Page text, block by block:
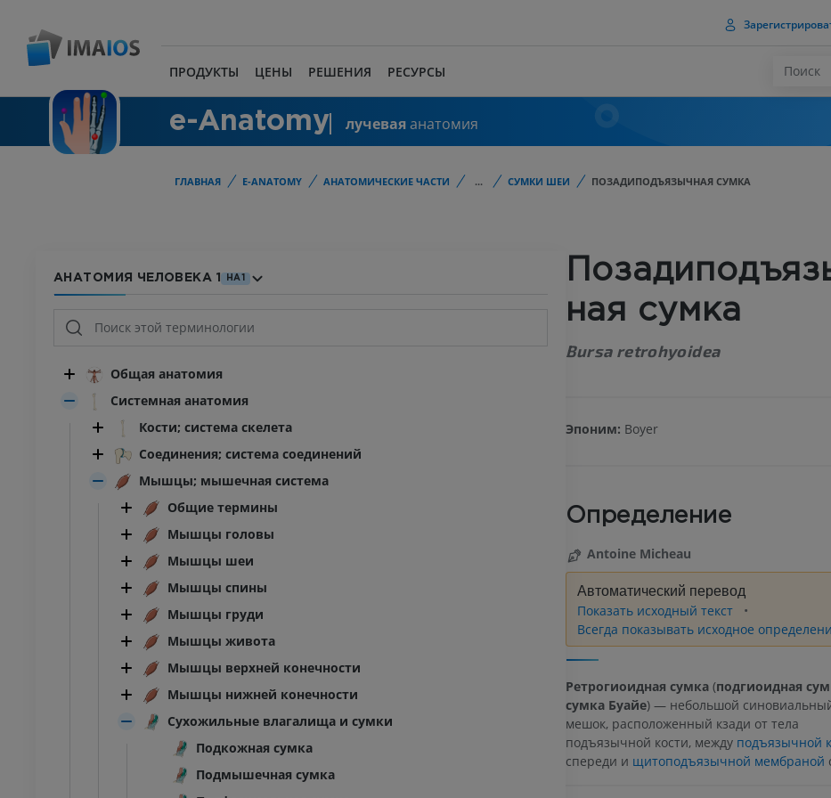
ПРОДУКТЫ ЦЕНЫ РЕШЕНИЯ РЕСУРСЫ
e-Anatomy лучеваяанатомия
ГЛАВНАЯ E-ANATOMY АНАТОМИЧЕСКИЕ ЧАСТИ ... СУМКИ ШЕИ ПОЗАДИПОДЪЯЗЫЧНАЯ СУМКА
АНАТОМИЯ ЧЕЛОВЕКА 1 HA1
Общая анатомия
Системная анатомия
Кости; система скелета
Соединения; система соединений
Мышцы; мышечная система
Общие термины
Мышцы головы
Мышцы шеи
Мышцы спины
Мышцы груди
Мышцы живота
Мышцы верхней конечности
Мышцы нижней конечности
Сухожильные влагалища и сумки
Подкожная сумка
Подмышечная сумка
ная сумка
Bursa retrohyoidea
Эпоним: Boyer
Определение
Antoine Micheau
Автоматический перевод
Показать исходный текст
Всегда показывать исходное
Ретрогиоидная сумка(подгиоидная
сумка Буайе) — небольшой
мешок, расположенный кзади от тела
подъязычной кости, между подъязычной
спереди и щитоподъязычной мембраной